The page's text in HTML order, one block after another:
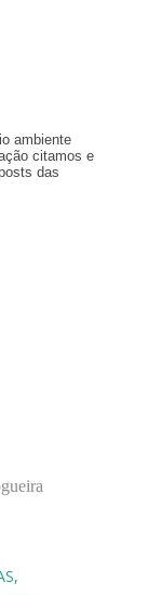
ambiente
citamos e
das